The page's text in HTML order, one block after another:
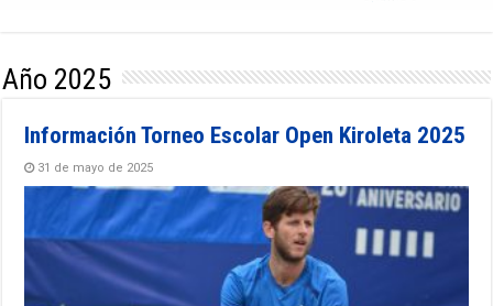
Año 2025
Información Torneo Escolar Open Kiroleta 2025
31 de mayo de 2025